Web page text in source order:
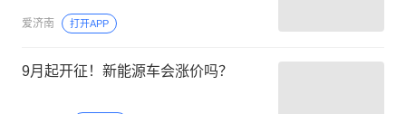
爱济南 打开APP
9月起开征！新能源车会涨价吗？